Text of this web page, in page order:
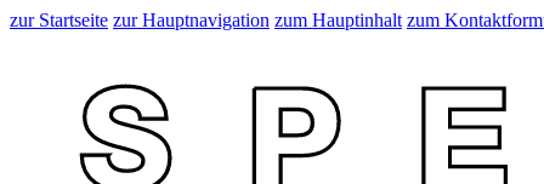
zur Startseite zur Hauptnavigation zum Hauptinhalt zum